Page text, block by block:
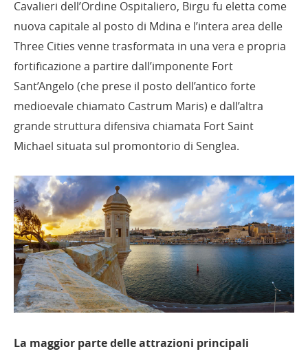
Cavalieri dell’Ordine Ospitaliero, Birgu fu eletta come
nuova capitale al posto di Mdina e l’intera area delle
Three Cities venne trasformata in una vera e propria
fortificazione a partire dall’imponente Fort
Sant’Angelo (che prese il posto dell’antico forte
medioevale chiamato Castrum Maris) e dall’altra
grande struttura difensiva chiamata Fort Saint
Michael situata sul promontorio di Senglea.
La maggior parte delle attrazioni principali